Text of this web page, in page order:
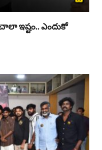
ఇష్టం.. ఎందుకో